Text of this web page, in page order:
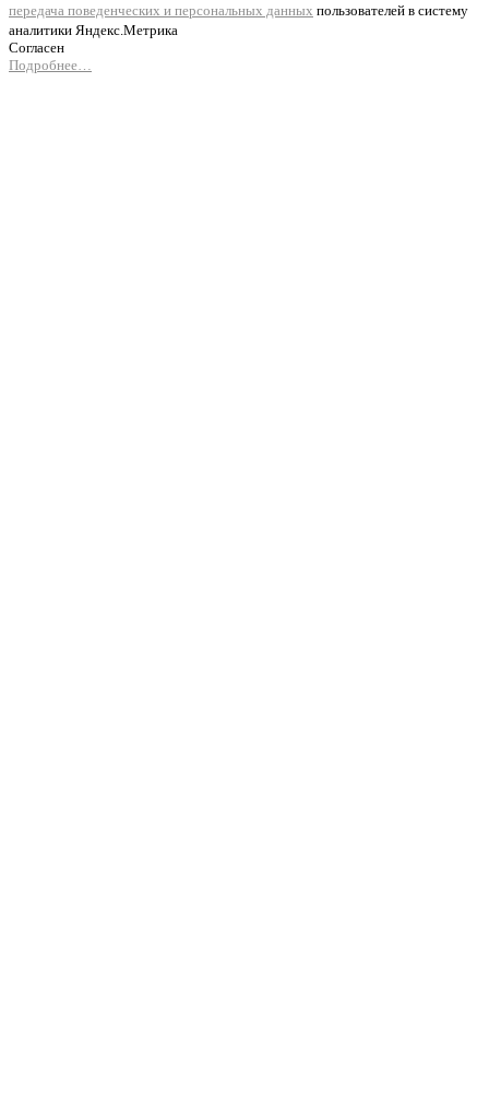
передача поведенческих и персональных данных пользователей в систему
аналитики Яндекс.Метрика
Согласен
Подробнее…